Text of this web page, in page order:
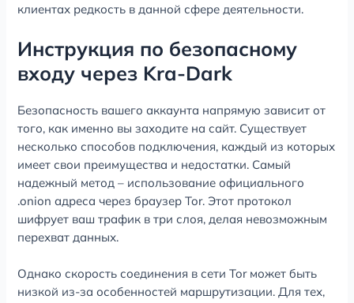
клиентах редкость в данной сфере деятельности.
Инструкция по безопасному
входу через Kra-Dark
Безопасность вашего аккаунта напрямую зависит от
того, как именно вы заходите на сайт. Существует
несколько способов подключения, каждый из которых
имеет свои преимущества и недостатки. Самый
надежный метод – использование официального
.onion адреса через браузер Tor. Этот протокол
шифрует ваш трафик в три слоя, делая невозможным
перехват данных.
Однако скорость соединения в сети Tor может быть
низкой из-за особенностей маршрутизации. Для тех,